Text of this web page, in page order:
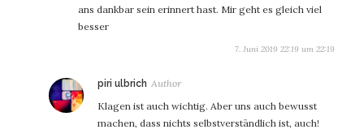
ans dankbar sein erinnert hast. Mir geht es gleich viel
besser
7. Juni 2019 22:19 um 22:19
piri ulbrich sagt:
Klagen ist auch wichtig. Aber uns auch bewusst
machen, dass nichts selbstverständlich ist, auch!